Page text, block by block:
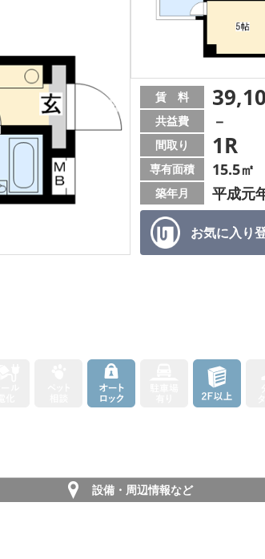
お気に入り
賃 料
共益費 －
間取り 1R
専有面積 15.5㎡
築年月 平成元
設備・周辺情報など